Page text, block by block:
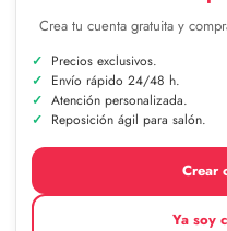
Crea tu cuenta gratuita y
Precios exclusivos.
Envío rápido 24/48 h.
Atención personalizada.
Reposición ágil para salón.
Crear
Ya soy